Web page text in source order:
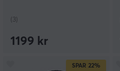
(3)
1199 kr
SPAR 22%